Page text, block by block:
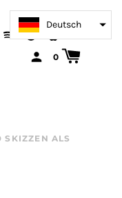
0
SKIZZEN ALS
Deutsch